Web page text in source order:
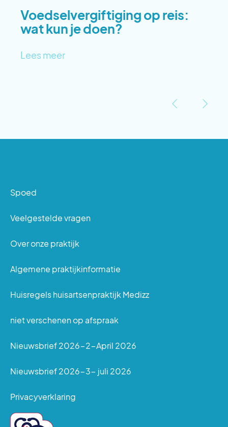
Voedselvergiftiging op reis:
wat kun je doen?
Lees meer
‹ ›
Spoed
Veelgestelde vragen
Over onze praktijk
Algemene praktijkinformatie
Huisregels huisartsenpraktijk Medizz
niet verschenen op afspraak
Nieuwsbrief 2026-2-April 2026
Nieuwsbrief 2026-3- juli 2026
Privacyverklaring